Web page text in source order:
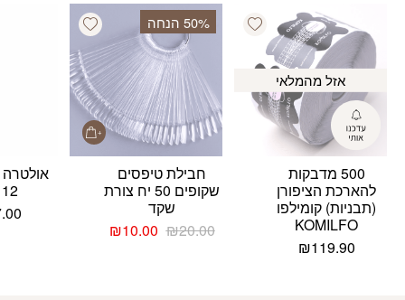
Add wishlist
אזל מהמלאי
500 מדבקות
להארכת הציפורן
(תבניות) קומילפו
KOMILFO
₪119.90
Add wishlist ‫50% הנחה
חבילת טיפסים
שקופים 50 יח צורת
שקד
₪20.00
המחיר₪10.00
אולטרה
12 מ”ל